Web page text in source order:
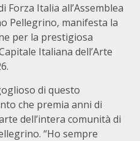
Forza Italia all’Assemblea
Pellegrino, manifesta la
per la prestigiosa
Italiana dell’Arte
di questo
che premia anni di
dell’intera comunità di
“Ho sempre